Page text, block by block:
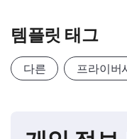
템플릿 태그
다른 프라이버